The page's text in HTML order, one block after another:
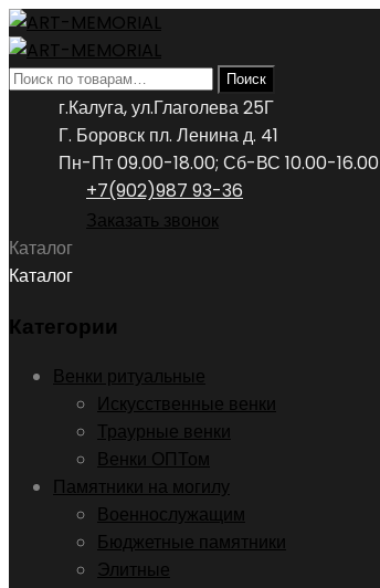
Искать: Поиск
г.Калуга, ул.Глаголева 25Г
Г. Боровск пл. Ленина д. 41
Пн-Пт 09.00-18.00; Сб-ВС 10.00-16.00
+7(902)987 93-36
Заказать звонок
Каталог
Каталог
Категории
Венки ритуальные
Искусственные венки
Траурные венки
Венки ОПТом
Памятники на могилу
Военнослужащим
Бюджетные памятники
Элитные